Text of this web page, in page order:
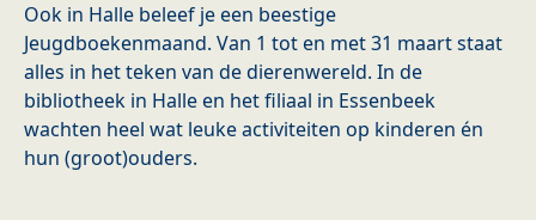
Ook in Halle beleef je een beestige
Jeugdboekenmaand. Van 1 tot en met 31 maart staat
alles in het teken van de dierenwereld. In de
bibliotheek in Halle en het filiaal in Essenbeek
wachten heel wat leuke activiteiten op kinderen én
hun (groot)ouders.